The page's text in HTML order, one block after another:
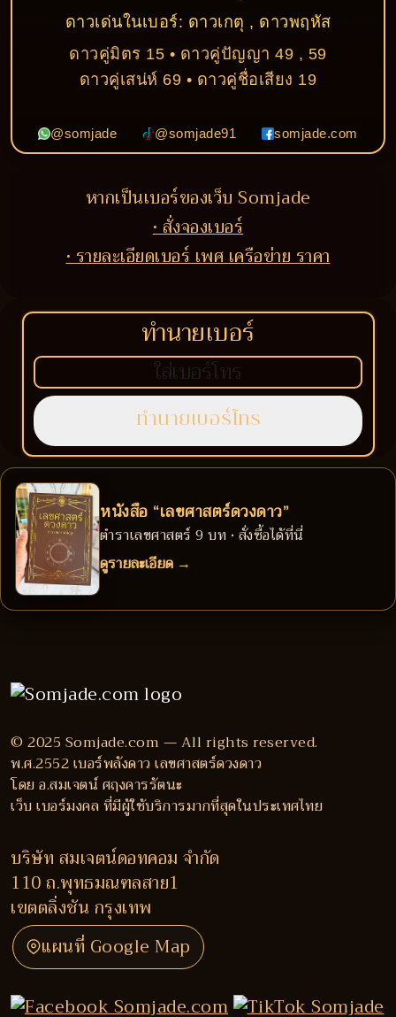
ดาวเด่นในเบอร์: ดาวเกตุ , ดาวพฤหัส
ดาวคู่มิตร 15 • ดาวคู่ปัญญา 49 , 59
ดาวคู่เสน่ห์ 69 • ดาวคู่ชื่อเสียง 19
@somjade @somjade91 somjade.com
หากเป็นเบอร์ของเว็บ Somjade
• สั่งจองเบอร์
• รายละเอียดเบอร์ เพศ เครือข่าย ราคา
ทำนายเบอร์
หนังสือ “เลขศาสตร์ดวงดาว”
ตำราเลขศาสตร์ 9 บท • สั่งซื้อได้ที่นี่
ดูรายละเอียด →
© 2025 Somjade.com — All rights reserved.
พ.ศ.2552 เบอร์พลังดาว เลขศาสตร์ดวงดาว
โดย อ.สมเจตน์ ศฤงคารรัตนะ
เว็บ เบอร์มงคล ที่มีผู้ใช้บริการมากที่สุดในประเทศไทย
บริษัท สมเจตน์ดอทคอม จำกัด
110 ถ.พุทธมณฑลสาย1
เขตตลิ่งชัน กรุงเทพ
แผนที่ Google Map